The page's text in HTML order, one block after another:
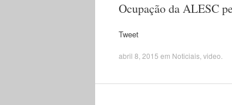
Ocupação da ALESC
Tweet
abril 8, 2015 em Noticiais video